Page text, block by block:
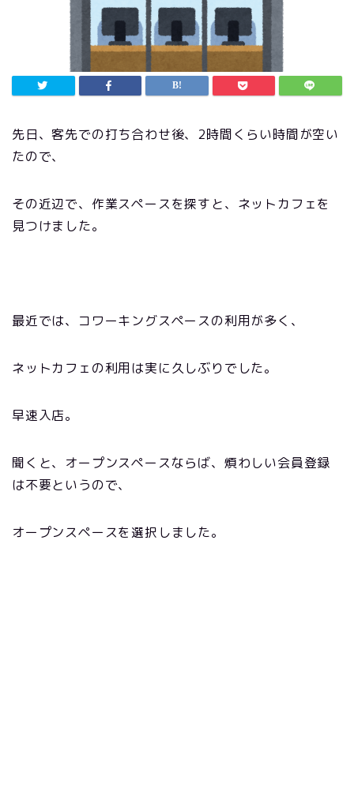
先日、客先での打ち合わせ後、 2時間くらい時間が空い
たので、
その近辺で、作業スペースを探すと、ネットカフェを
見つけました。
最近では、コワーキングスペースの利用が多く、
ネットカフェの利用は実に久しぶりでした。
早速入店。
聞くと、オープンスペースならば、煩わしい会員登録
は不要というので、
オープンスペースを選択しました。